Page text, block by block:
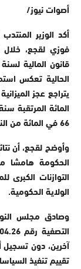
أصوات نيوز/
أكد الوزير
فوزي لقجع، خلال
الحالية تعكس
66 في المائة من الناتج الداخلي الخام
وأوضح لقجع، أن
الحكومة هامشا
التوازنات
الولاية الحكومية.
وصادق مجلس
آخرين، دون تسجيل
تقييم تنفيذ